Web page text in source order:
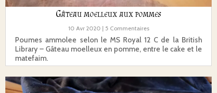
Gâteau moelleux aux pommes
10 Avr 2020 | 5 Commentaires
Poumes ammolee selon le MS Royal 12 C de la British
Library – Gâteau moelleux en pomme, entre le cake et le
matefaim.